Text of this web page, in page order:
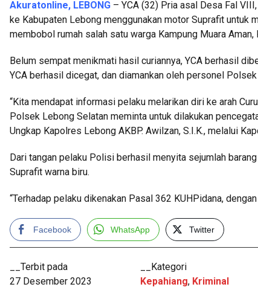
Akuratonline, LEBONG – YCA (32) Pria asal Desa Fal
ke Kabupaten Lebong menggunakan motor Suprafit untuk
membobol rumah salah satu warga Kampung Muara
Belum sempat menikmati hasil curiannya, YCA berhasil
YCA berhasil dicegat, dan diamankan oleh personel
“Kita mendapat informasi pelaku melarikan diri ke arah
Polsek Lebong Selatan meminta untuk dilakukan
Ungkap Kapolres Lebong AKBP. Awilzan, S.I.K., melalui
Dari tangan pelaku Polisi berhasil menyita sejumlah
Suprafit warna biru.
“Terhadap pelaku dikenakan Pasal 362 KUHPidana,
Facebook WhatsApp Twitter
__Terbit pada
27 Desember 2023
__Kategori
Kepahiang, Kriminal